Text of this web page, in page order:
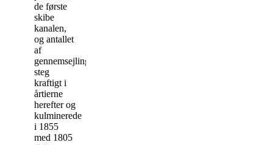
de første
skibe
kanalen,
og antallet
af
gennemsejlinger
steg
kraftigt i
årtierne
herefter og
kulminerede
i 1855
med 1805